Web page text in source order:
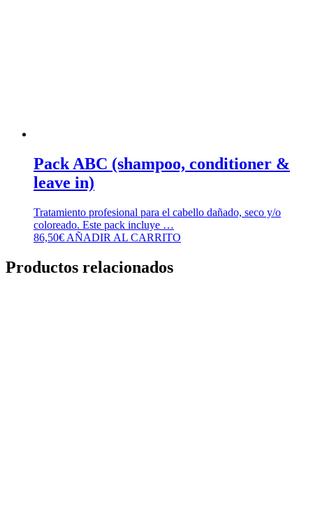
Pack ABC (shampoo, conditioner &
leave in)
Tratamiento profesional para el cabello dañado, seco y/o
coloreado. Este pack incluye …
86,50€ AÑADIR AL CARRITO
Productos relacionados